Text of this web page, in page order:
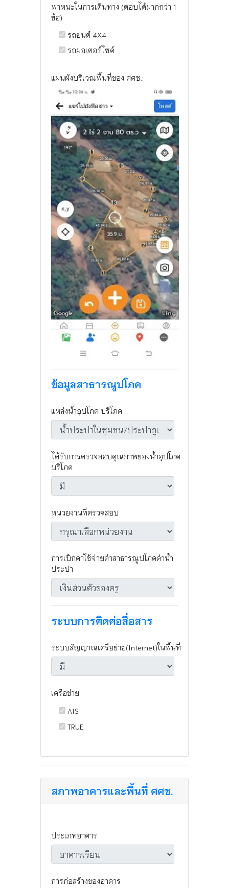
พาหนะในการเดินทาง (ตอบได้มากกว่า 1
ข้อ)
รถยนต์ 4X4
รถมอเตอร์ไซค์
แผนผังบริเวณพื้นที่ของ ศศช.:
ข้อมูลสาธารณูปโภค
แหล่งน้ำอุปโภค บริโภค
ได้รับการตรวจสอบคุณภาพของน้ำอุปโภค
บริโภค
หน่วยงานที่ตรวจสอบ
การเบิกค่าใช้จ่ายค่าสาธารณูปโภคค่าน้ำ
ประปา
ระบบการติดต่อสื่อสาร
ระบบสัญญาณเครือข่าย(Internet)ในพื้นที่
เครือข่าย
AIS
TRUE
สภาพอาคารและพื้นที่ ศศช.
ประเภทอาคาร
การก่อสร้างของอาคาร